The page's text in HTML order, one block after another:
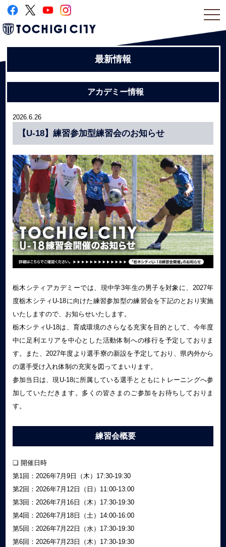
最新情報
アカデミー情報
2026.6.26
【U-18】練習参加型練習会のお知らせ
栃木シティアカデミーでは、現中学3年生の男子を対象に、2027年
度栃木シティU-18に向けた練習参加型の練習会を下記のとおり実施
いたしますので、お知らせいたします。
栃木シティU-18は、育成環境のさらなる充実を目的として、今年度
中に足利エリアを中心とした活動体制への移行を予定しておりま
す。また、2027年度より選手寮の新設を予定しており、県内外から
の選手受け入れ体制の充実を図ってまいります。
参加当日は、現U-18に所属している選手とともにトレーニングへ参
加していただきます。多くの皆さまのご参加をお待ちしておりま
す。
練習会概要
❏ 開催日時
第1回：2026年7月9日（木）17:30-19:30
第2回：2026年7月12日（日）11:00-13:00
第3回：2026年7月16日（木）17:30-19:30
第4回：2026年7月18日（土）14:00-16:00
第5回：2026年7月22日（水）17:30-19:30
第6回：2026年7月23日（木）17:30-19:30